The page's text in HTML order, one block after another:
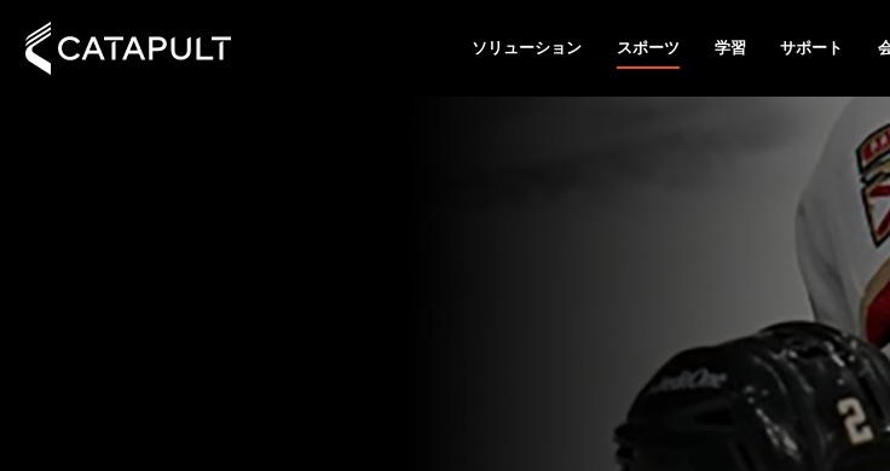
ソリューション スポーツ 学習 サポート